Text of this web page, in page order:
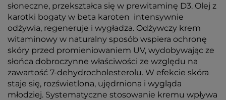
słoneczne, przekształca się w prewitaminę D3. Olej z
karotki bogaty w beta karoten intensywnie
odżywia, regeneruje i wygładza. Odżywczy krem
witaminowy w naturalny sposób wspiera ochronę
skóry przed promieniowaniem UV, wydobywając ze
słońca dobroczynne właściwości ze względu na
zawartość 7-dehydrocholesterolu. W efekcie skóra
staje się, rozświetlona, ujędrniona i wygląda
młodziej. Systematyczne stosowanie kremu wpływa